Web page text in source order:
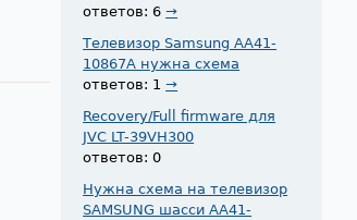
ответов: 6→
Телевизор Samsung AA41-
10867A нужна схема
ответов: 1→
Recovery/Full firmware для
JVC LT-39VH300
ответов: 0
Нужна схема на телевизор
SAMSUNG шасси AA41-